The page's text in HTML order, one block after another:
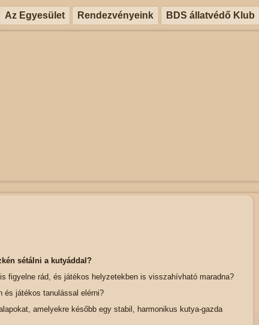
Az Egyesület Rendezvényeink BDS állatvédő Klub
sétálni a kutyáddal?
figyelne rád, és játékos helyzetekben is visszahívható maradna?
és játékos tanulással elérni?
amelyekre később egy stabil, harmonikus kutya-gazda